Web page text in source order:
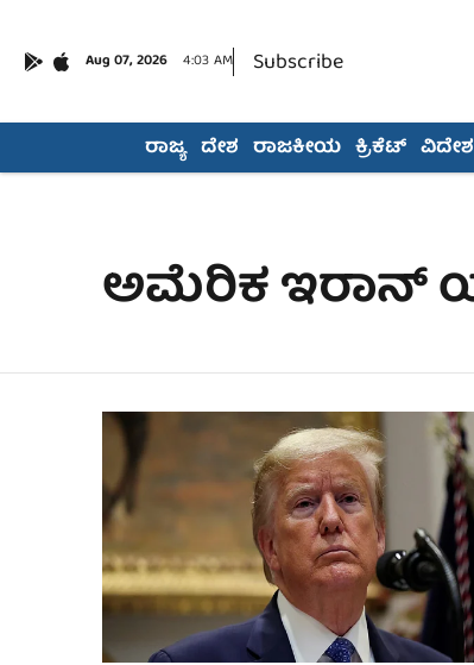
Aug 07, 2026 4:03 AM Subscribe
ರಾಜ್ಯ ದೇಶ ರಾಜಕೀಯ ಕ್ರಿಕೆಟ್ ವಿದೇಶ
ಅಮೆರಿಕ ಇರಾನ್